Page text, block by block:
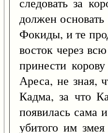
должен
Фокиды, и те
восток через
принести
Ареса, не зная,
Кадма, за что
появилась сама
убитого им